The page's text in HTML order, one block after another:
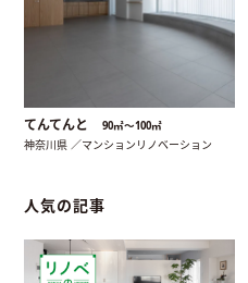
てんてんと 90㎡〜100㎡
神奈川県 ／マンションリノベーション
人気の記事